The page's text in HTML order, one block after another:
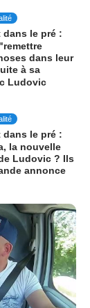
dans le pré :
dans leur
à sa
Ludovic
dans le pré :
la nouvelle
Ludovic ? Ils
annonce